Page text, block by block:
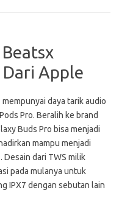
Apple
daya tarik audio
Pro. Beralih ke brand
Buds Pro bisa menjadi
mampu menjadi
dari TWS milik
pada mulanya untuk
IPX7 dengan sebutan lain